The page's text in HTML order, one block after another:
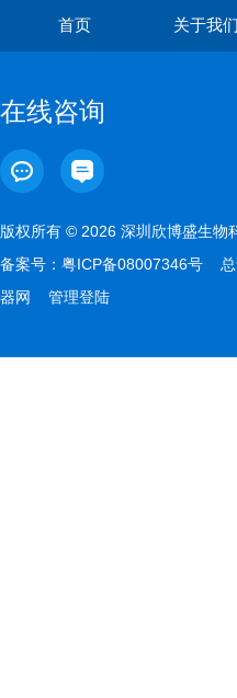
首页 关于我们
在线咨询
版权所有 © 2026 深圳欣博盛生
备案号： 粤ICP备08007346号 总
器网
管理登陆